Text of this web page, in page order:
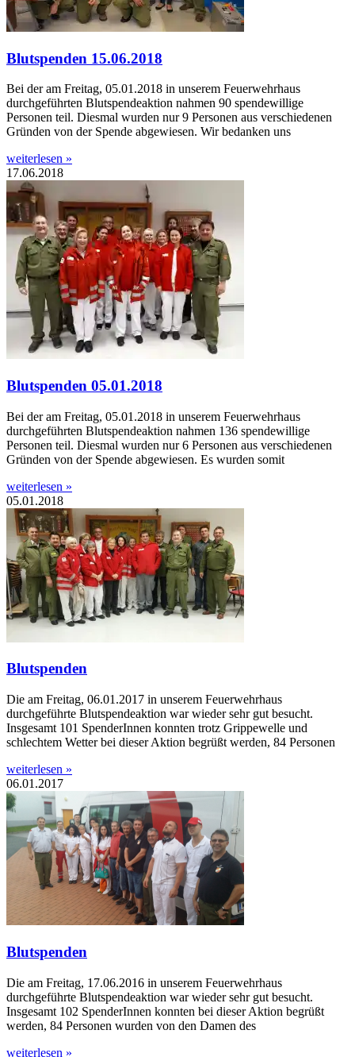
Blutspenden 15.06.2018
Bei der am Freitag, 05.01.2018 in unserem Feuerwehrhaus
durchgeführten Blutspendeaktion nahmen 90 spendewillige
Personen teil. Diesmal wurden nur 9 Personen aus verschiedenen
Gründen von der Spende abgewiesen. Wir bedanken uns
weiterlesen »
17.06.2018
Blutspenden 05.01.2018
Bei der am Freitag, 05.01.2018 in unserem Feuerwehrhaus
durchgeführten Blutspendeaktion nahmen 136 spendewillige
Personen teil. Diesmal wurden nur 6 Personen aus verschiedenen
Gründen von der Spende abgewiesen. Es wurden somit
weiterlesen »
05.01.2018
Blutspenden
Die am Freitag, 06.01.2017 in unserem Feuerwehrhaus
durchgeführte Blutspendeaktion war wieder sehr gut besucht.
Insgesamt 101 SpenderInnen konnten trotz Grippewelle und
schlechtem Wetter bei dieser Aktion begrüßt werden, 84 Personen
weiterlesen »
06.01.2017
Blutspenden
Die am Freitag, 17.06.2016 in unserem Feuerwehrhaus
durchgeführte Blutspendeaktion war wieder sehr gut besucht.
Insgesamt 102 SpenderInnen konnten bei dieser Aktion begrüßt
werden, 84 Personen wurden von den Damen des
weiterlesen »